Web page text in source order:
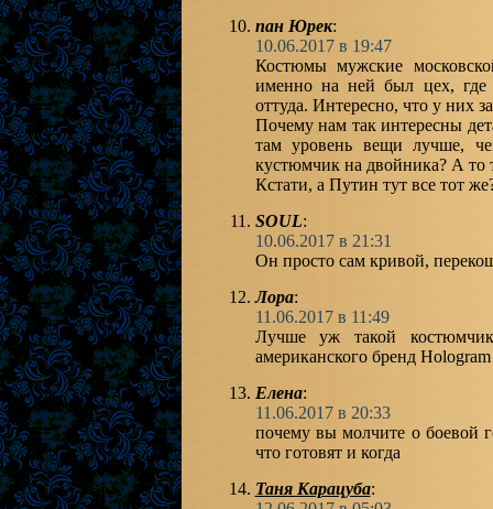
пан Юрек:
10.06.2017 в 19:47
Костюмы мужские
именно на ней был цех,
оттуда. Интересно, что у них
Почему нам так интересны
там уровень вещи лучше,
кустюмчик на двойника? А
Кстати, а Путин тут все тот
SOUL:
10.06.2017 в 21:31
Он просто сам кривой,
Лора:
11.06.2017 в 11:49
Лучше уж такой
американского бренд
Елена:
11.06.2017 в 20:33
почему вы молчите о боевой
что готовят и когда
Таня Карацуба: